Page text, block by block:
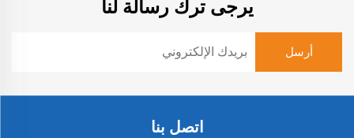
يرجى ترك رسالة لنا
اتصل بنا